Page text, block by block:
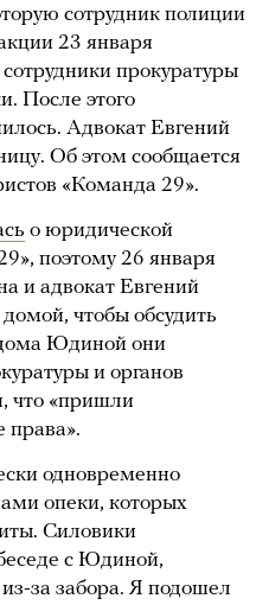
сотрудник полиции
23 января
прокуратуры
После этого
Адвокат Евгений
Об этом сообщается
«Команда 29».
о юридической
поэтому 26 января
и адвокат Евгений
чтобы обсудить
Юдиной они
и органов
что «пришли
права».
одновременно
опеки, которых
Силовики
с Юдиной,
за забора. Я подошел